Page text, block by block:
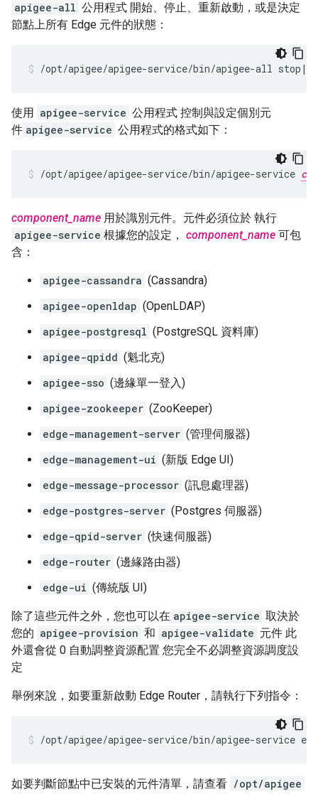
apigee-all 公用程式 開始、停止、重新啟動，或是決定
節點上所有 Edge 元件的狀態：
/opt/apigee/apigee-service/bin/apigee-all
使用 apigee-service 公用程式 控制與設定個別元
件 apigee-service 公用程式的格式如下：
/opt/apigee/apigee-service/bin/apigee-service
component_name 用於識別元件。元件必須位於 執行
apigee-service 根據您的設定， component_name 可包
含：
apigee-cassandra (Cassandra)
apigee-openldap (OpenLDAP)
apigee-postgresql (PostgreSQL 資料庫)
apigee-qpidd (魁北克)
apigee-sso (邊緣單一登入)
apigee-zookeeper (ZooKeeper)
edge-management-server (管理伺服器)
edge-management-ui (新版 Edge UI)
edge-message-processor (訊息處理器)
edge-postgres-server (Postgres 伺服器)
edge-qpid-server (快速伺服器)
edge-router (邊緣路由器)
edge-ui (傳統版 UI)
除了這些元件之外，您也可以在 apigee-service 取決於
您的 apigee-provision 和 apigee-validate 元件 此
外還會從 0 自動調整資源配置 您完全不必調整資源調度設
定
舉例來說，如要重新啟動 Edge Router，請執行下列指令：
/opt/apigee/apigee-service/bin/apigee-service
如要判斷節點中已安裝的元件清單，請查看 /opt/apigee